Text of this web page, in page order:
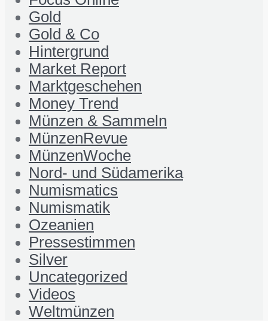
Gold
Gold & Co
Hintergrund
Market Report
Marktgeschehen
Money Trend
Münzen & Sammeln
MünzenRevue
MünzenWoche
Nord- und Südamerika
Numismatics
Numismatik
Ozeanien
Pressestimmen
Silver
Uncategorized
Videos
Weltmünzen